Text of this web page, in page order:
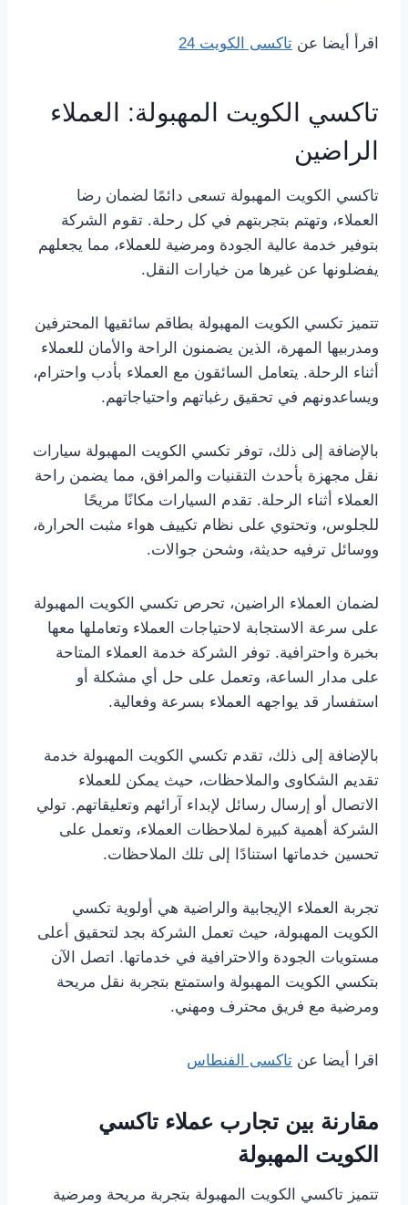
اقرأ أيضا عن تاكسى الكويت 24
تاكسي الكويت المهبولة: العملاء
الراضين
تاكسي الكويت المهبولة تسعى دائمًا لضمان رضا
العملاء، وتهتم بتجربتهم في كل رحلة. تقوم الشركة
بتوفير خدمة عالية الجودة ومرضية للعملاء، مما يجعلهم
يفضلونها عن غيرها من خيارات النقل.
تتميز تكسي الكويت المهبولة بطاقم سائقيها المحترفين
ومدربيها المهرة، الذين يضمنون الراحة والأمان للعملاء
أثناء الرحلة. يتعامل السائقون مع العملاء بأدب واحترام،
ويساعدونهم في تحقيق رغباتهم واحتياجاتهم.
بالإضافة إلى ذلك، توفر تكسي الكويت المهبولة سيارات
نقل مجهزة بأحدث التقنيات والمرافق، مما يضمن راحة
العملاء أثناء الرحلة. تقدم السيارات مكانًا مريحًا
للجلوس، وتحتوي على نظام تكييف هواء مثبت الحرارة،
ووسائل ترفيه حديثة، وشحن جوالات.
لضمان العملاء الراضين، تحرص تكسي الكويت المهبولة
على سرعة الاستجابة لاحتياجات العملاء وتعاملها معها
بخبرة واحترافية. توفر الشركة خدمة العملاء المتاحة
على مدار الساعة، وتعمل على حل أي مشكلة أو
استفسار قد يواجهه العملاء بسرعة وفعالية.
بالإضافة إلى ذلك، تقدم تكسي الكويت المهبولة خدمة
تقديم الشكاوى والملاحظات، حيث يمكن للعملاء
الاتصال أو إرسال رسائل لإبداء آرائهم وتعليقاتهم. تولي
الشركة أهمية كبيرة لملاحظات العملاء، وتعمل على
تحسين خدماتها استنادًا إلى تلك الملاحظات.
تجربة العملاء الإيجابية والراضية هي أولوية تكسي
الكويت المهبولة، حيث تعمل الشركة بجد لتحقيق أعلى
مستويات الجودة والاحترافية في خدماتها. اتصل الآن
بتكسي الكويت المهبولة واستمتع بتجربة نقل مريحة
ومرضية مع فريق محترف ومهني.
اقرا أيضا عن تاكسى الفنطاس
مقارنة بين تجارب عملاء تاكسي
الكويت المهبولة
تتميز تاكسي الكويت المهبولة بتجربة مريحة ومرضية